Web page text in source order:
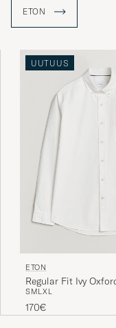
paidasta tuli erittäin
kantaa nimeä - Eton.
ETON
UUTUUS
ETON
Regular Fit Ivy
SMLXL
170€